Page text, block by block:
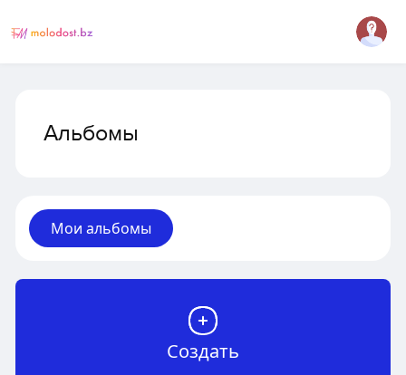
Альбомы
Мои альбомы
Создать